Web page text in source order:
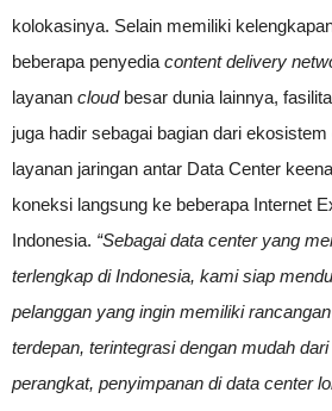
kolokasinya. Selain memiliki
beberapa penyedia content delivery
layanan cloudbesar dunia lainnya,
juga hadir sebagai bagian dari
layanan jaringan antar Data Center
koneksi langsung ke beberapa Internet
Indonesia. “Sebagai data center yang
terlengkap di Indonesia, kami siap
pelanggan yang ingin memiliki
terdepan, terintegrasi dengan mudah
perangkat, penyimpanan di data center